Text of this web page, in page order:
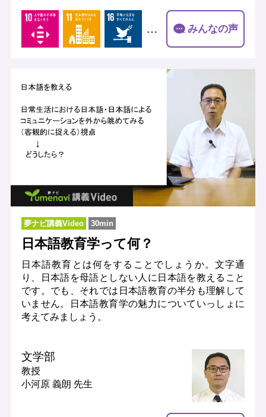
… みんなの声
夢ナビ講義Video 30min
日本語教育学って何？
日本語教育とは何をすることでしょうか。文字通
り、日本語を母語としない人に日本語を教えること
です。でも、それでは日本語教育の半分も理解して
いません。日本語教育学の魅力についていっしょに
考えてみましょう。
文学部
教授
小河原 義朗 先生